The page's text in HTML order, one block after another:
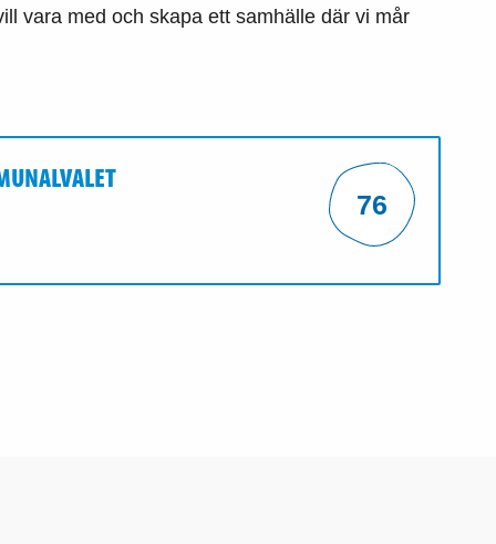
vara med och skapa ett samhälle där vi mår
76